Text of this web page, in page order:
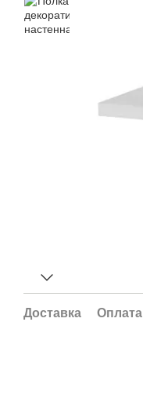
Доставка Оплата